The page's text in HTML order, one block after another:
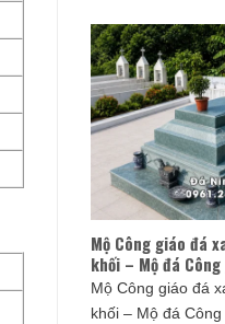
Mộ Công giáo đá
khối – Mộ đá
Mộ Công giáo đá
khối – Mộ đá